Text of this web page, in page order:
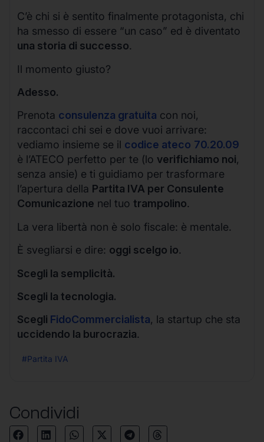
C’è chi si è sentito finalmente protagonista, chi
ha smesso di essere “un caso” ed è diventato
una storia di successo.
Il momento giusto?
Adesso.
Prenota consulenza gratuita con noi,
raccontaci chi sei e dove vuoi arrivare:
vediamo insieme se il codice ateco 70.20.09
è l’ATECO perfetto per te (lo verifichiamo noi,
senza ansie) e ti guidiamo per trasformare
l’apertura della Partita IVA per Consulente
Comunicazione nel tuo trampolino.
La vera libertà non è solo fiscale: è mentale.
È svegliarsi e dire: oggi scelgo io.
Scegli la semplicità.
Scegli la tecnologia.
Scegli FidoCommercialista, la startup che sta
uccidendo la burocrazia.
#Partita IVA
Condividi